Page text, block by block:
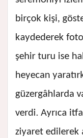
birçok kişi,
kaydederek
şehir turu ise
heyecan
güzergâhlarda
verdi. Ayrıca
ziyaret edilerek